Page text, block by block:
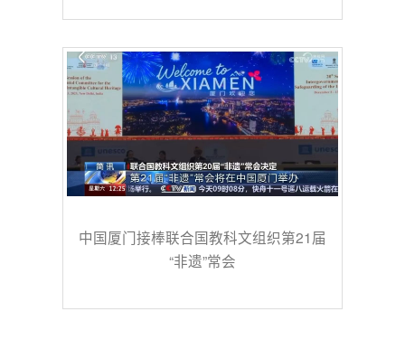
中国厦门接棒联合国教科文组织第21届
“非遗”常会